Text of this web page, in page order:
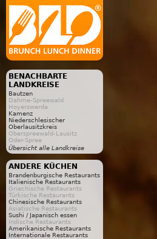
BENACHBARTE
LANDKREISE
Bautzen
Dahme-Spreewald
Hoyerswerda
Kamenz
Niederschlesischer
Oberlausitzkreis
Oberspreewald-Lausitz
Oder-Spree
Übersicht alle Landkreise
ANDERE KÜCHEN
Brandenburgische Restaurants
Italienische Restaurants
Griechische Restaurants
Türkische Restaurants
Chinesische Restaurants
Asiatische Restaurants
Sushi / Japanisch essen
Indische Restaurants
Amerikanische Restaurants
Internationale Restaurants